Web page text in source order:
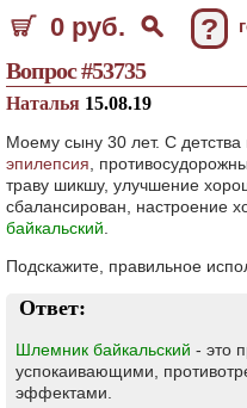
0 руб. ?
Вопрос #53735
Наталья 15.08.19
Моему сыну 30 лет. С
эпилепсия ,
траву шикшу, улучшение
сбалансирован, настроение
байкальский
Подскажите, правильное
Ответ:
Шлемник байкальский - это
успокаивающими,
эффектами.